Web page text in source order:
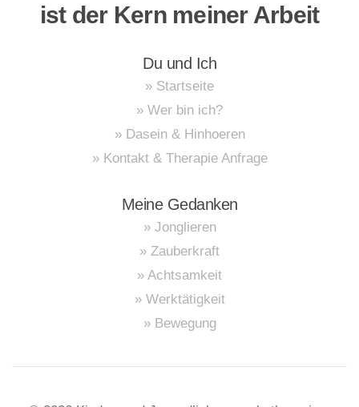
ist der Kern meiner Arbeit
Du und Ich
» Startseite
» Wer bin ich?
» Dasein & Hinhoeren
» Kontakt & Therapie Anfrage
Meine Gedanken
» Jonglieren
» Zauberkraft
» Achtsamkeit
» Werktätigkeit
» Bewegung